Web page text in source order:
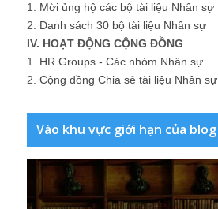
1. Mời ủng hộ các bộ tài liệu Nhân sự
2. Danh sách 30 bộ tài liệu Nhân sự
IV. HOẠT ĐỘNG CỘNG ĐỒNG
1. HR Groups - Các nhóm Nhân sự
2. Cộng đồng Chia sẻ tài liệu Nhân sự
Vào khu vực giới hạn của blog